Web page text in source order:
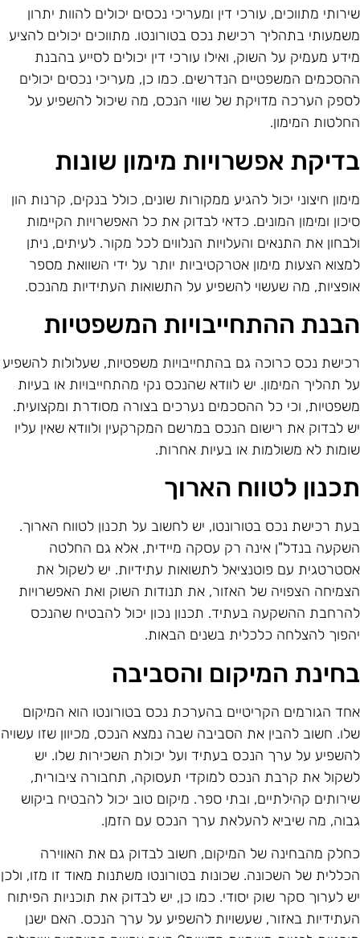
מתווכים, עורכי דין ומעריכי נכסים יכולים להוות יתרון
בתהליך רכישת נכס בטורונטו. מתווכים יכולים להציע
מעמיק על השוק, ואילו עורכי דין יכולים לסייע בהבנת
המשפטיים הנדרשים. כמו כן, מעריכי נכסים יכולים
הערכה מדויקת של שווי הנכס, מה שיכול להשפיע על
המימון.
אפשרויות מימון שונות
חיצוני יכול להגיע ממקורות שונים, כולל בנקים, קרנות הון
ומימון המונים. כדאי לבדוק את כל האפשרויות הקיימות
את התנאים והעלויות הנלווים לכל מקור. לעיתים, ניתן
הצעות מימון אטרקטיביות יותר על ידי השוואת מספר
מה שעשוי להשפיע על התשואות העתידיות מהנכס.
ההתחייבויות המשפטיות
נכס כרוכה גם בהתחייבויות משפטיות, שעלולות להשפיע
תהליך המימון. יש לוודא שהנכס נקי מהתחייבויות או בעיות
וכי כל ההסכמים נערכים בצורה מסודרת ומקצועית.
לבדוק את רישום הנכס במרשם המקרקעין ולוודא שאין עליו
לא משולמות או בעיות אחרות.
לטווח הארוך
רכישת נכס בטורונטו, יש לחשוב על תכנון לטווח הארוך.
בנדל"ן אינה רק עסקה מיידית, אלא גם החלטה
עם פוטנציאל לתשואות עתידיות. יש לשקול את
הצפויה של האזור, את תנודות השוק ואת האפשרויות
ההשקעה בעתיד. תכנון נכון יכול להבטיח שהנכס
להצלחה כלכלית בשנים הבאות.
המיקום והסביבה
הגורמים הקריטיים בהערכת נכס בטורונטו הוא המיקום
חשוב להבין את הסביבה שבה נמצא הנכס, מכיוון שזו עשויה
על ערך הנכס בעתיד ועל יכולת השכירות שלו. יש
את קרבת הנכס למוקדי תעסוקה, תחבורה ציבורית,
קהילתיים, ובתי ספר. מיקום טוב יכול להבטיח ביקוש
מה שיביא להעלאת ערך הנכס עם הזמן.
מהבחינה של המיקום, חשוב לבדוק גם את האווירה
של השכונה. שכונות בטורונטו משתנות מאוד זו מזו, ולכן
לערוך סקר שוק יסודי. כמו כן, יש לבדוק את תוכניות הפיתוח
באזור, שעשויות להשפיע על ערך הנכס. האם ישנן